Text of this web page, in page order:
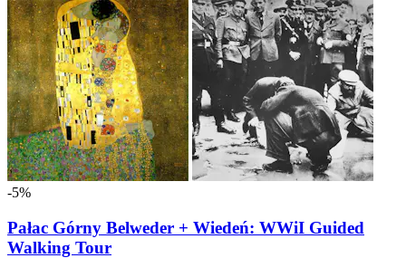
-5%
Pałac Górny Belweder + Wiedeń: WWiI Guided
Walking Tour